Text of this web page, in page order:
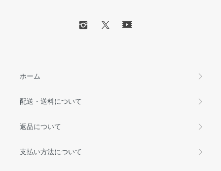
ホーム
配送・送料について
返品について
支払い方法について